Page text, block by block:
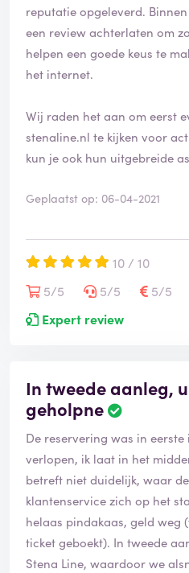
reputatie opgeleverd.
een review achterlaten om
helpen een goede keus te
het internet.
Wij raden het aan om eerst
stenaline.nl te kijken voor
kun je ook hun uitgebreide
Geplaatst op: 06-04-2021
10 / 10
5/5
5/5 5/5
Expert review
In tweede aanleg,
geholpne
De reservering was in
verlopen, ik laat in het
betreft niet duidelijk, waar
klantenservice zich op het
helaas pindakaas, geld weg
ticket geboekt). In tweede
Stena Line, waardoor we